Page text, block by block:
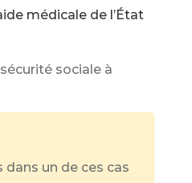
médicale de l’État
sociale à
dans un de ces cas